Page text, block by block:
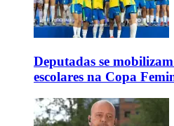
Deputadas se
escolares na Copa